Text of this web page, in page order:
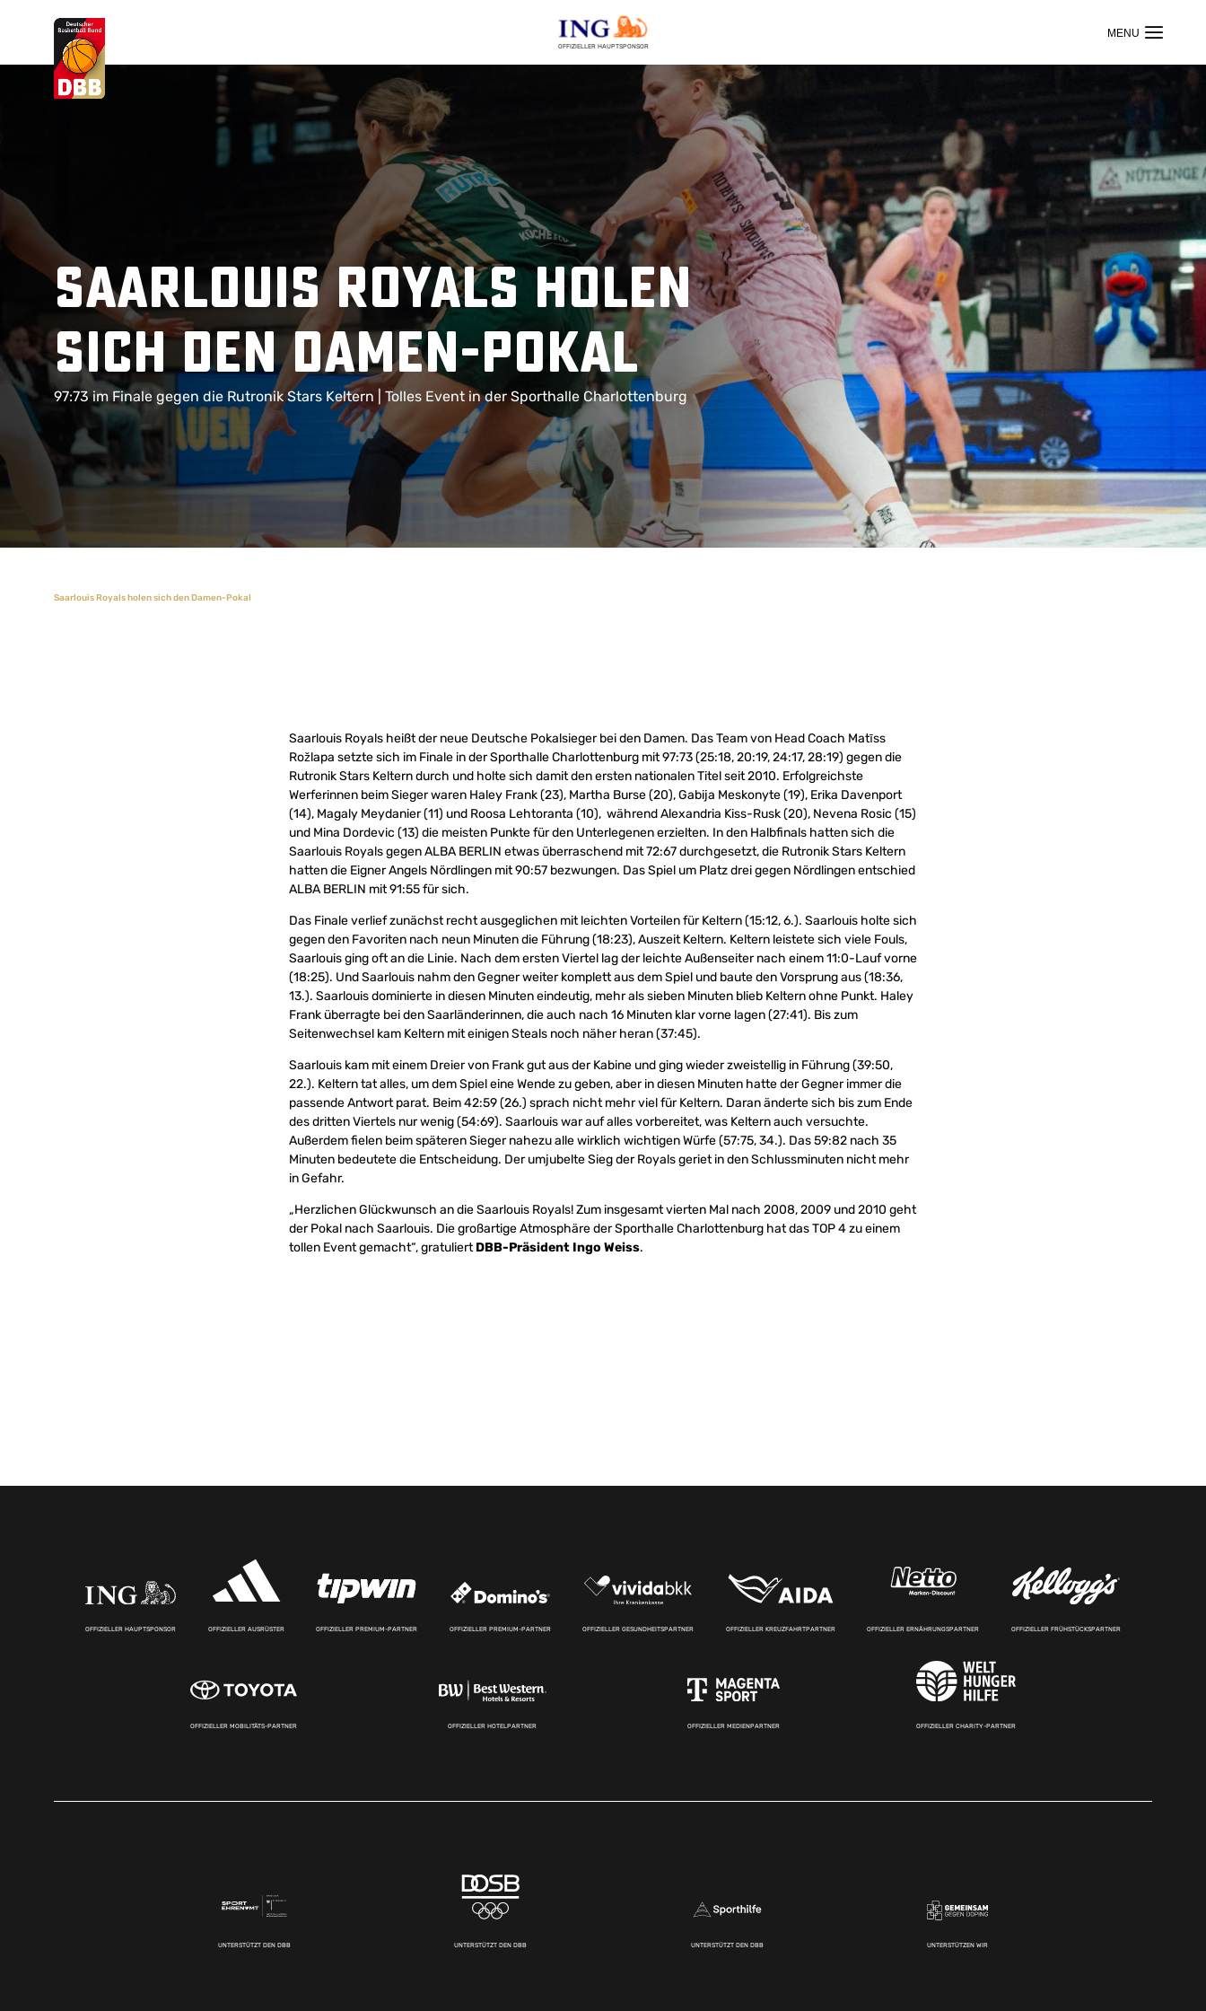
OFFIZIELLER HAUPTSPONSOR
Suchvorschläge
Saarlouis Royals holen
sich den Damen-Pokal
97:73 im Finale gegen die Rutronik Stars Keltern | Tolles Event in der Sporthalle Charlottenburg
Saarlouis Royals holen sich den Damen-Pokal
Saarlouis Royals heißt der neue Deutsche Pokalsieger bei den Damen. Das Team von Head Coach Matīss
Rožlapa setzte sich im Finale in der Sporthalle Charlottenburg mit 97:73 (25:18, 20:19, 24:17, 28:19) gegen die
Rutronik Stars Keltern durch und holte sich damit den ersten nationalen Titel seit 2010. Erfolgreichste
Werferinnen beim Sieger waren Haley Frank (23), Martha Burse (20), Gabija Meskonyte (19), Erika Davenport
(14), Magaly Meydanier (11) und Roosa Lehtoranta (10), während Alexandria Kiss-Rusk (20), Nevena Rosic (15)
und Mina Dordevic (13) die meisten Punkte für den Unterlegenen erzielten. In den Halbfinals hatten sich die
Saarlouis Royals gegen ALBA BERLIN etwas überraschend mit 72:67 durchgesetzt, die Rutronik Stars Keltern
hatten die Eigner Angels Nördlingen mit 90:57 bezwungen. Das Spiel um Platz drei gegen Nördlingen entschied
ALBA BERLIN mit 91:55 für sich.
Das Finale verlief zunächst recht ausgeglichen mit leichten Vorteilen für Keltern (15:12, 6.). Saarlouis holte sich
gegen den Favoriten nach neun Minuten die Führung (18:23), Auszeit Keltern. Keltern leistete sich viele Fouls,
Saarlouis ging oft an die Linie. Nach dem ersten Viertel lag der leichte Außenseiter nach einem 11:0-Lauf vorne
(18:25). Und Saarlouis nahm den Gegner weiter komplett aus dem Spiel und baute den Vorsprung aus (18:36,
13.). Saarlouis dominierte in diesen Minuten eindeutig, mehr als sieben Minuten blieb Keltern ohne Punkt. Haley
Frank überragte bei den Saarländerinnen, die auch nach 16 Minuten klar vorne lagen (27:41). Bis zum
Seitenwechsel kam Keltern mit einigen Steals noch näher heran (37:45).
Saarlouis kam mit einem Dreier von Frank gut aus der Kabine und ging wieder zweistellig in Führung (39:50,
22.). Keltern tat alles, um dem Spiel eine Wende zu geben, aber in diesen Minuten hatte der Gegner immer die
passende Antwort parat. Beim 42:59 (26.) sprach nicht mehr viel für Keltern. Daran änderte sich bis zum Ende
des dritten Viertels nur wenig (54:69). Saarlouis war auf alles vorbereitet, was Keltern auch versuchte.
Außerdem fielen beim späteren Sieger nahezu alle wirklich wichtigen Würfe (57:75, 34.). Das 59:82 nach 35
Minuten bedeutete die Entscheidung. Der umjubelte Sieg der Royals geriet in den Schlussminuten nicht mehr
in Gefahr.
„Herzlichen Glückwunsch an die Saarlouis Royals! Zum insgesamt vierten Mal nach 2008, 2009 und 2010 geht
der Pokal nach Saarlouis. Die großartige Atmosphäre der Sporthalle Charlottenburg hat das TOP 4 zu einem
tollen Event gemacht“, gratuliertDBB-Präsident Ingo Weiss.
OFFIZIELLER HAUPTSPONSOR OFFIZIELLER AUSRÜSTER OFFIZIELLER PREMIUM-PARTNER OFFIZIELLER PREMIUM-PARTNER OFFIZIELLER GESUNDHEITSPARTNER OFFIZIELLER KREUZFAHRTPARTNER OFFIZIELLER ERNÄHRUNGSPARTNER OFFIZIELLER FRÜHSTÜCKSPARTNER
OFFIZIELLER MOBILITÄTS-PARTNER OFFIZIELLER HOTELPARTNER OFFIZIELLER MEDIENPARTNER OFFIZIELLER CHARITY-PARTNER
UNTERSTÜTZT DEN DBB UNTERSTÜTZT DEN DBB UNTERSTÜTZT DEN DBB UNTERSTÜTZEN WIR